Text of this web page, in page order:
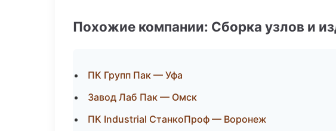
Похожие компании: Сборка узлов и
ПК Групп Пак — Уфа
Завод Лаб Пак — Омск
ПК Industrial СтанкоПроф — Воронеж